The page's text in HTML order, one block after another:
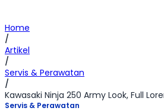
Home
/
Artikel
/
Servis & Perawatan
/
Kawasaki Ninja 250 Army Look, Full
Servis & Perawatan